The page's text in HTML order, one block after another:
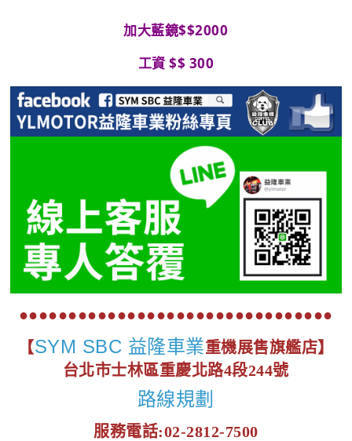
加大藍鏡$$2000
工資 $$ 300
●●●●●●●●●●●●●●●●●●●●●●●●●●●●●●●●
【SYM SBC 益隆車業重機展售旗艦店】
台北市士林區重慶北路4段244號
路線規劃
服務電話:02-2812-7500